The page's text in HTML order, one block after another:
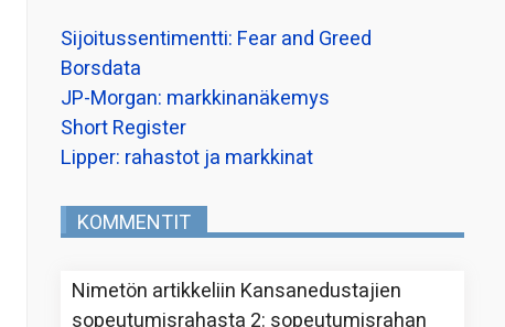
Sijoitussentimentti: Fear and Greed
Borsdata
JP-Morgan: markkinanäkemys
Short Register
Lipper: rahastot ja markkinat
KOMMENTIT
Nimetön artikkeliin Kansanedustajien